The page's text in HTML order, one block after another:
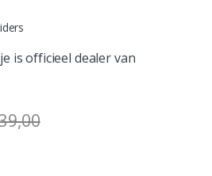
is officieel dealer van